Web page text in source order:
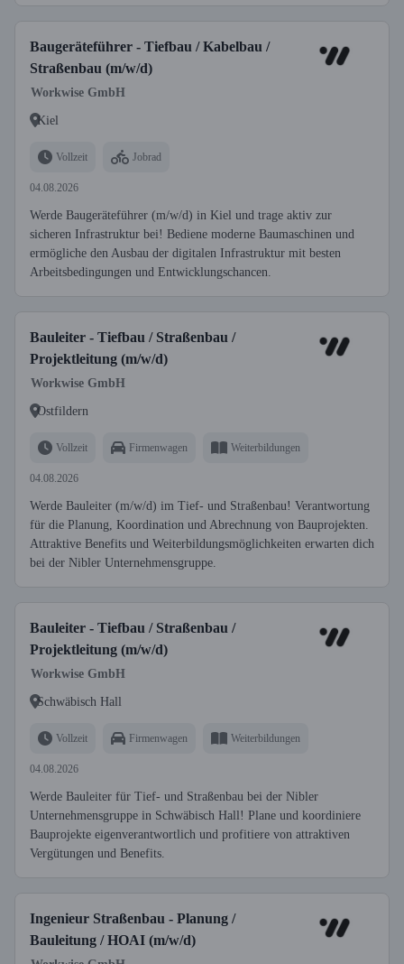
Baugeräteführer - Tiefbau / Kabelbau /
Straßenbau (m/w/d)
Workwise GmbH
Kiel
Vollzeit Jobrad
04.08.2026
Werde Baugeräteführer (m/w/d) in Kiel und trage aktiv zur
sicheren Infrastruktur bei! Bediene moderne Baumaschinen und
ermögliche den Ausbau der digitalen Infrastruktur mit besten
Arbeitsbedingungen und Entwicklungschancen.
Bauleiter - Tiefbau / Straßenbau /
Projektleitung (m/w/d)
Workwise GmbH
Ostfildern
Vollzeit Firmenwagen Weiterbildungen
04.08.2026
Werde Bauleiter (m/w/d) im Tief- und Straßenbau! Verantwortung
für die Planung, Koordination und Abrechnung von Bauprojekten.
Attraktive Benefits und Weiterbildungsmöglichkeiten erwarten dich
bei der Nibler Unternehmensgruppe.
Bauleiter - Tiefbau / Straßenbau /
Projektleitung (m/w/d)
Workwise GmbH
Schwäbisch Hall
Vollzeit Firmenwagen Weiterbildungen
04.08.2026
Werde Bauleiter für Tief- und Straßenbau bei der Nibler
Unternehmensgruppe in Schwäbisch Hall! Plane und koordiniere
Bauprojekte eigenverantwortlich und profitiere von attraktiven
Vergütungen und Benefits.
Ingenieur Straßenbau - Planung /
Bauleitung / HOAI (m/w/d)